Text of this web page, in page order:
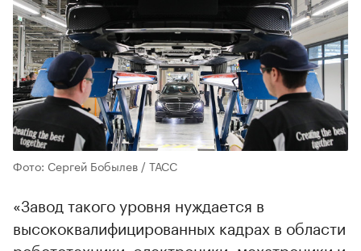
Фото: Сергей Бобылев / ТАСС
«Завод такого уровня нуждается в
высококвалифицированных кадрах в области